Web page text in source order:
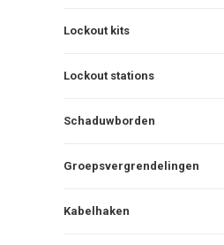
Lockout kits
Lockout stations
Schaduwborden
Groepsvergrendelingen
Kabelhaken